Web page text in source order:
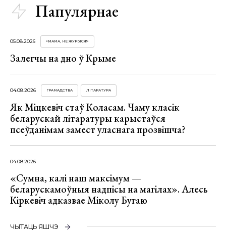
Папулярнае
05.08.2026 «МАМА, НЕ ЖУРЫСЯ!»
Залегчы на дно ў Крыме
04.08.2026 ГРАМАДСТВА ЛІТАРАТУРА
Як Міцкевіч стаў Коласам. Чаму класік
беларускай літаратуры карыстаўся
псеўданімам замест уласнага прозвішча?
04.08.2026
«Сумна, калі наш максімум —
беларускамоўныя надпісы на магілах». Алесь
Кіркевіч адказвае Міколу Бугаю
ЧЫТАЦЬ ЯШЧЭ